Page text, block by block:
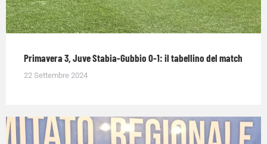
Primavera 3, Juve Stabia-Gubbio 0-1: il tabellino del match
22 Settembre 2024